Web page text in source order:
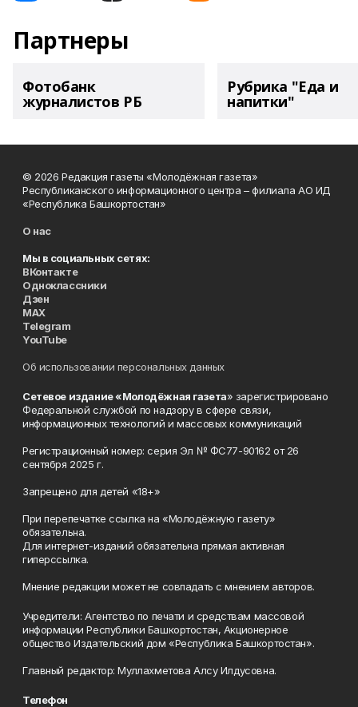
Партнеры
Фотобанк
журналистов РБ
Рубрика "Еда и
напитки"
© 2026 Редакция газеты «Молодёжная газета»
Республиканского информационного центра – филиала АО ИД
«Республика Башкортостан»
О нас
Мы в социальных сетях:
ВКонтакте
Одноклассники
Дзен
MAX
Telegram
YouTube
Об использовании персональных данных
Сетевое издание «Молодёжная газета» зарегистрировано
Федеральной службой по надзору в сфере связи,
информационных технологий и массовых коммуникаций
Регистрационный номер: серия Эл № ФС77-90162 от 26
сентября 2025 г.
Запрещено для детей «18+»
При перепечатке ссылка на «Молодёжную газету»
обязательна.
Для интернет-изданий обязательна прямая активная
гиперссылка.
Мнение редакции может не совпадать с мнением авторов.
Учредители: Агентство по печати и средствам массовой
информации Республики Башкортостан, Акционерное
общество Издательский дом «Республика Башкортостан».
Главный редактор: Муллахметова Алсу Илдусовна.
Телефон